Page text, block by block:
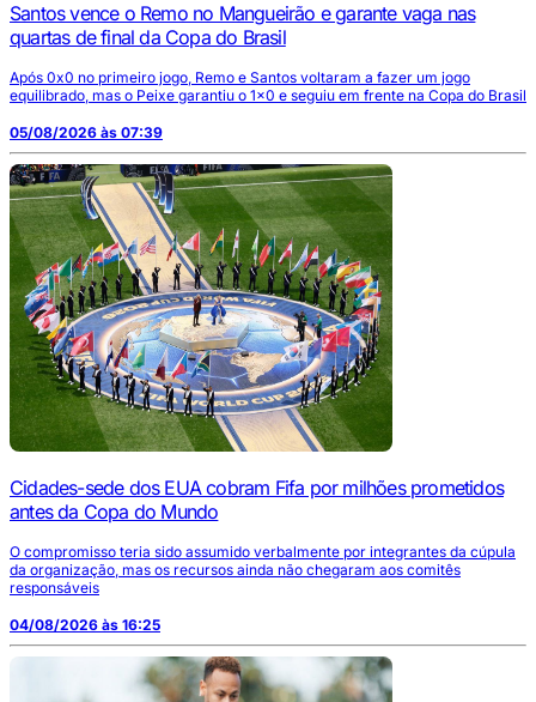
Santos vence o Remo no Mangueirão e garante vaga nas
quartas de final da Copa do Brasil
Após 0x0 no primeiro jogo, Remo e Santos voltaram a fazer um jogo
equilibrado, mas o Peixe garantiu o 1x0 e seguiu em frente na Copa do Brasil
05/08/2026 às 07:39
Cidades-sede dos EUA cobram Fifa por milhões prometidos
antes da Copa do Mundo
O compromisso teria sido assumido verbalmente por integrantes da cúpula
da organização, mas os recursos ainda não chegaram aos comitês
responsáveis
04/08/2026 às 16:25